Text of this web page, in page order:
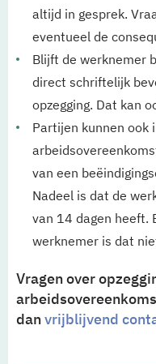
altijd in gesprek.
eventueel de
Blijft de werknemer
direct schriftelijk
opzegging. Dat kan
Partijen kunnen ook
van een
Nadeel is dat de
van 14 dagen heeft.
werknemer is dat
Vragen over
danvrijblijvend